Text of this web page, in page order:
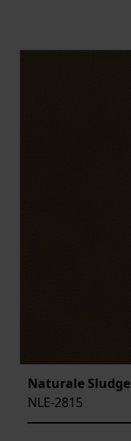
Naturale Sludge
NLE-2815